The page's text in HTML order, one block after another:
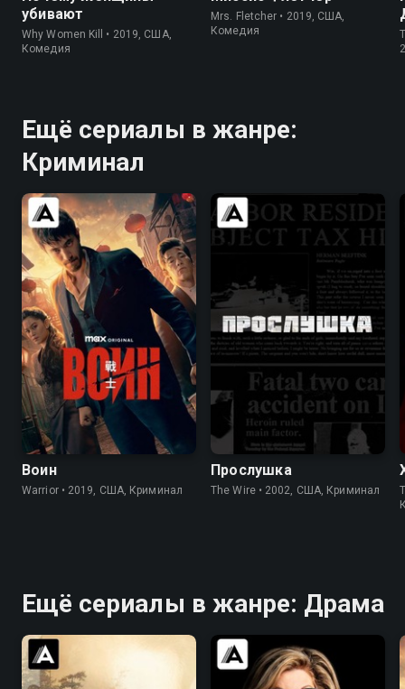
убивают
Why Women Kill • 2019, США,
Комедия
Mrs. Fletcher • 2019, США,
Комедия
Ещё сериалы в жанре:
Криминал
8.2 8.4
Воин
Warrior • 2019, США, Криминал
9.3
Прослушка
The Wire • 2002, США, Криминал
Ещё сериалы в жанре: Драма